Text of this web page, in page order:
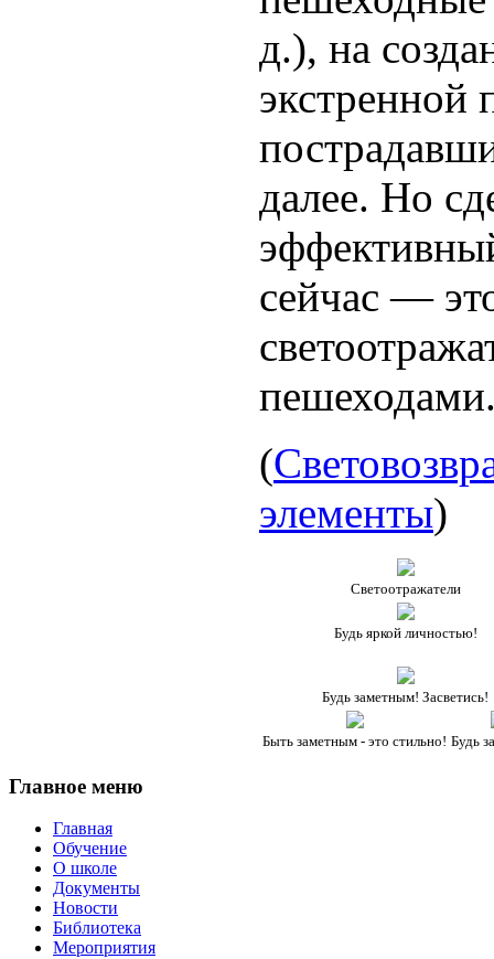
д.), на
далее. Но
сейчас —
(
элементы)
Светоотражатели
Будь яркой личностью!
Будь заметным! Засветись!
Быть заметным - это стильно! Будь
Главное меню
Главная
Обучение
О школе
Документы
Новости
Библиотека
Мероприятия